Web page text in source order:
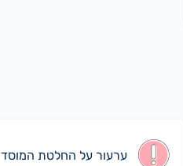
ערעור על החלטת המוסד